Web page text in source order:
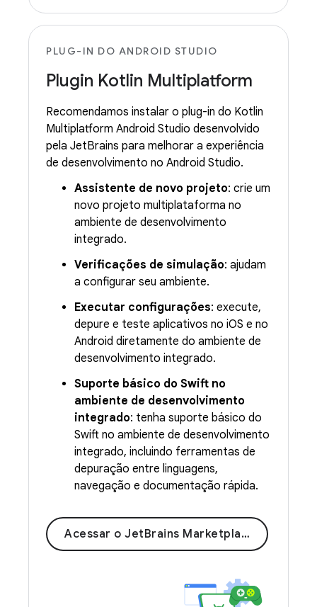
PLUG-IN DO ANDROID STUDIO
Plugin Kotlin Multiplatform
Recomendamos instalar o plug-in do Kotlin
Multiplatform Android Studio desenvolvido
pela JetBrains para melhorar a experiência
de desenvolvimento no Android Studio.
Assistente de novo projeto: crie um
novo projeto multiplataforma no
ambiente de desenvolvimento
integrado.
Verificações de simulação: ajudam
a configurar seu ambiente.
Executar configurações: execute,
depure e teste aplicativos no iOS e no
Android diretamente do ambiente de
desenvolvimento integrado.
Suporte básico do Swift no
ambiente de desenvolvimento
integrado: tenha suporte básico do
Swift no ambiente de desenvolvimento
integrado, incluindo ferramentas de
depuração entre linguagens,
navegação e documentação rápida.
Acessar o JetBrains Marketplace